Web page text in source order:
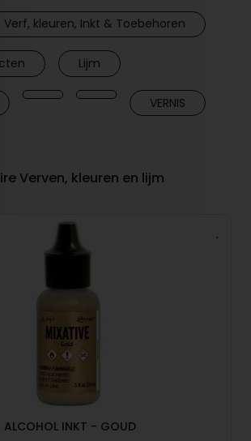
Verf, kleuren, Inkt & Toebehoren
Lijm
VERNIS
Verven, kleuren en lijm
ALCOHOL INKT - GOUD